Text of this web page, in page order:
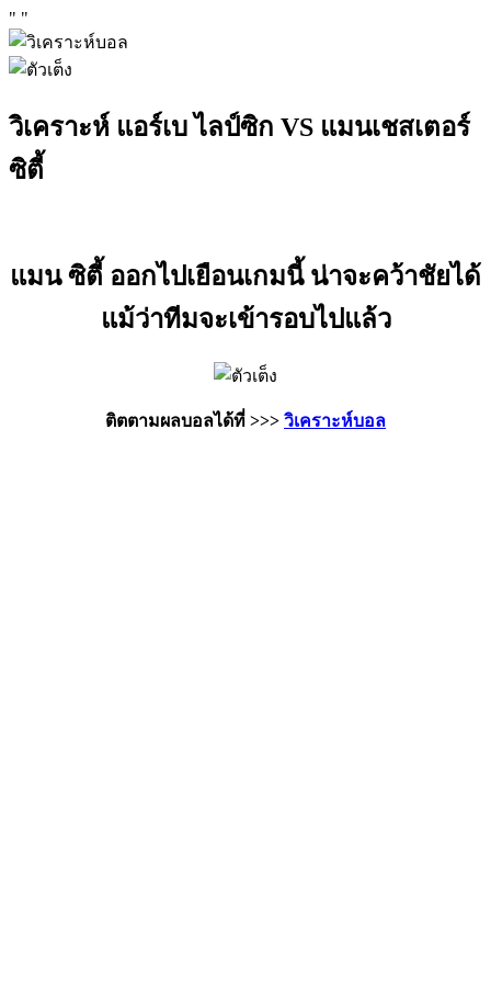
" "
วิเคราะห์ แอร์เบ ไลป์ซิก VS แมนเชสเตอร์
ซิตี้
แมน ซิตี้ ออกไปเยือนเกมนี้ น่าจะคว้าชัยได้
แม้ว่าทีมจะเข้ารอบไปแล้ว
ติตตามผลบอลได้ที่ >>> วิเคราะห์บอล